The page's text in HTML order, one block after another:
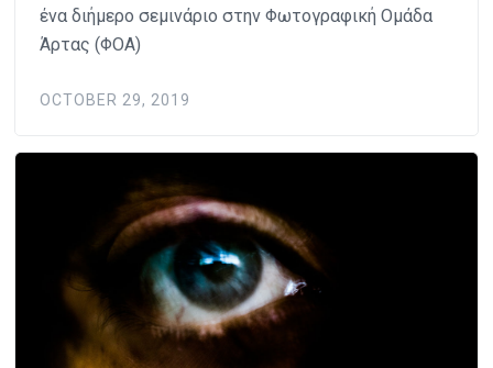
ένα διήμερο σεμινάριο στην Φωτογραφική Ομάδα
Άρτας (ΦΟΑ)
OCTOBER 29, 2019